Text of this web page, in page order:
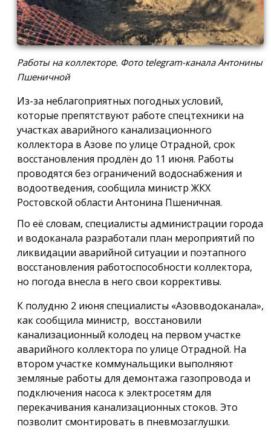
Работы на коллекторе. Фото telegram-канала Антонины
Пшеничной
Из-за неблагоприятных погодных условий,
которые препятствуют работе спецтехники на
участках аварийного канализационного
коллектора в Азове по улице Отрадной, срок
восстановления продлён до 11 июня. Работы
проводятся без ограничений водоснабжения и
водоотведения, сообщила министр ЖКХ
Ростовской области Антонина Пшеничная.
По её словам, специалисты администрации города
и водоканала разработали план мероприятий по
ликвидации аварийной ситуации и поэтапного
восстановления работоспособности коллектора,
но погода внесла в него свои коррективы.
К полудню 2 июня специалисты «Азовводоканала»,
как сообщила министр, восстановили
канализационный колодец на первом участке
аварийного коллектора по улице Отрадной. На
втором участке коммунальщики выполняют
земляные работы для демонтажа газопровода и
подключения насоса к электросетям для
перекачивания канализационных стоков. Это
позволит смонтировать в пневмозаглушки.